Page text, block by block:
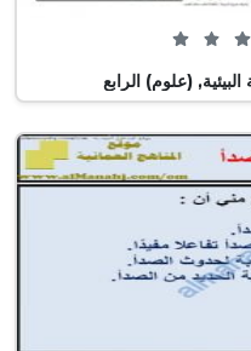
0 من 5 (0 تصويت)
(علوم) الرابع